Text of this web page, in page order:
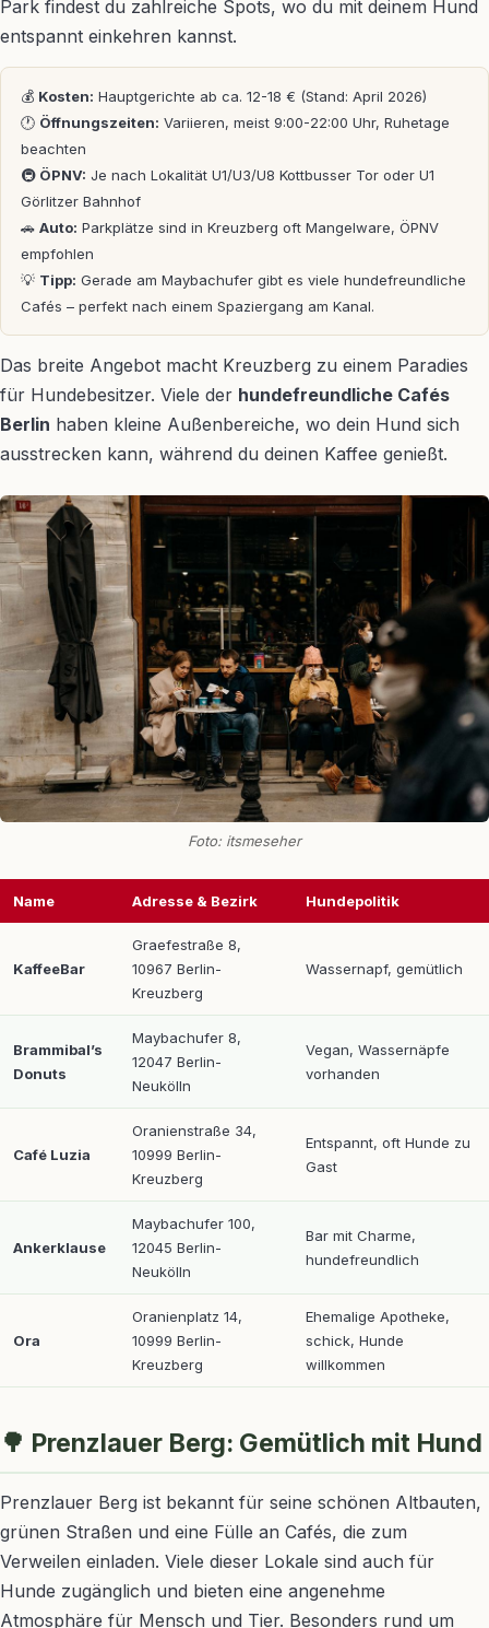
Park findest du zahlreiche Spots, wo du mit deinem Hund
entspannt einkehren kannst.
💰 Kosten: Hauptgerichte ab ca. 12-18 € (Stand: April 2026)
🕐 Öffnungszeiten: Variieren, meist 9:00-22:00 Uhr, Ruhetage
beachten
🚇 ÖPNV: Je nach Lokalität U1/U3/U8 Kottbusser Tor oder U1
Görlitzer Bahnhof
🚗 Auto: Parkplätze sind in Kreuzberg oft Mangelware, ÖPNV
empfohlen
💡 Tipp: Gerade am Maybachufer gibt es viele hundefreundliche
Cafés – perfekt nach einem Spaziergang am Kanal.
Das breite Angebot macht Kreuzberg zu einem Paradies
für Hundebesitzer. Viele der hundefreundliche Cafés
Berlin haben kleine Außenbereiche, wo dein Hund sich
ausstrecken kann, während du deinen Kaffee genießt.
Foto: itsmeseher
Name Adresse & Bezirk Hundepolitik
KaffeeBar
Graefestraße 8,
10967 Berlin-
Kreuzberg
Wassernapf, gemütlich
Brammibal’s
Donuts
Maybachufer 8,
12047 Berlin-
Neukölln
Vegan, Wassernäpfe
vorhanden
Café Luzia
Oranienstraße 34,
10999 Berlin-
Kreuzberg
Entspannt, oft Hunde zu
Gast
Ankerklause
Maybachufer 100,
12045 Berlin-
Neukölln
Bar mit Charme,
hundefreundlich
Ora
Oranienplatz 14,
10999 Berlin-
Kreuzberg
Ehemalige Apotheke,
schick, Hunde
willkommen
🌳 Prenzlauer Berg: Gemütlich mit Hund
Prenzlauer Berg ist bekannt für seine schönen Altbauten,
grünen Straßen und eine Fülle an Cafés, die zum
Verweilen einladen. Viele dieser Lokale sind auch für
Hunde zugänglich und bieten eine angenehme
Atmosphäre für Mensch und Tier. Besonders rund um